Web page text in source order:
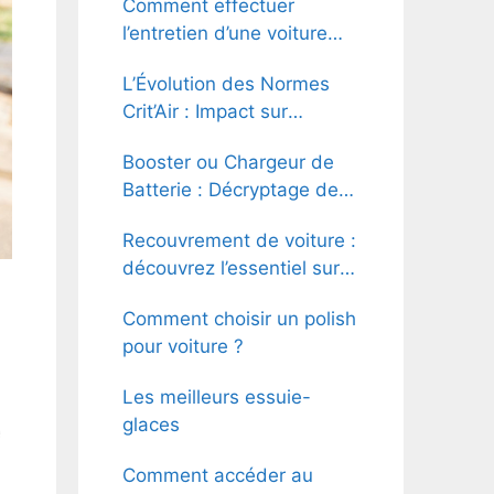
Comment effectuer
l’entretien d’une voiture
L’Évolution des Normes
Crit’Air : Impact sur
Lourds
Booster ou Chargeur de
Batterie : Décryptage des
Recouvrement de voiture :
découvrez l’essentiel sur
Comment choisir un polish
pour voiture ?
Les meilleurs essuie-
glaces
Comment accéder au